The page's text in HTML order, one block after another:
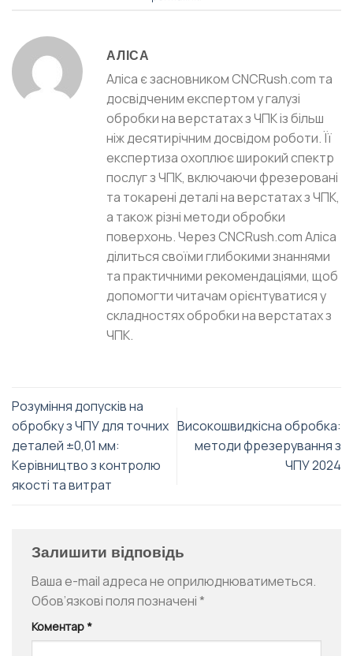
АЛІСА
Аліса є засновником CNCRush.com та
досвідченим експертом у галузі
обробки на верстатах з ЧПК із більш
ніж десятирічним досвідом роботи. Її
експертиза охоплює широкий спектр
послуг з ЧПК, включаючи фрезеровані
та токарені деталі на верстатах з ЧПК,
а також різні методи обробки
поверхонь. Через CNCRush.com Аліса
ділиться своїми глибокими знаннями
та практичними рекомендаціями, щоб
допомогти читачам орієнтуватися у
складностях обробки на верстатах з
ЧПК.
Розуміння допусків на
обробку з ЧПУ для точних
деталей ±0,01 мм:
Керівництво з контролю
якості та витрат
Високошвидкісна обробка:
методи фрезерування з
ЧПУ 2024
Залишити відповідь
Ваша e-mail адреса не оприлюднюватиметься.
Обов’язкові поля позначені*
Коментар *